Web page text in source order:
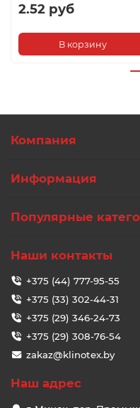
2.52 руб
В корзину
Компания
Информация
Популярные
Наши контакты
+375 (44) 777-95-55
+375 (33) 302-44-31
+375 (29) 346-24-73
+375 (29) 308-76-54
zakaz@klinotex.by
Наш адрес